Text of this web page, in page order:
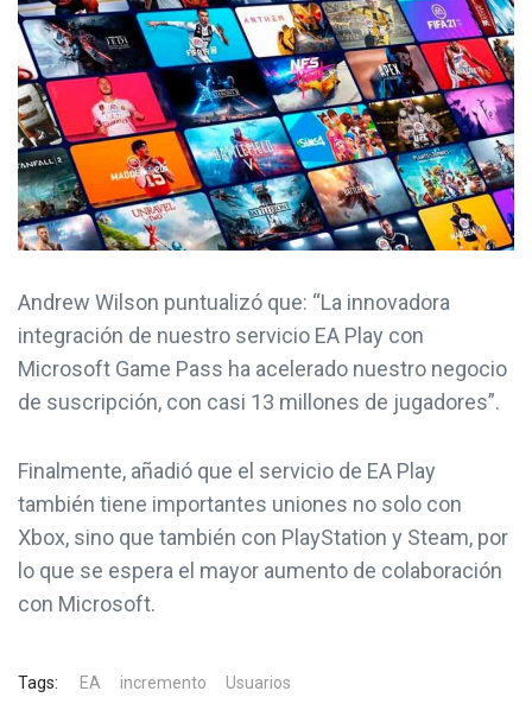
Andrew Wilson puntualizó que: “La innovadora
integración de nuestro servicio EA Play con
Microsoft Game Pass ha acelerado nuestro negocio
de suscripción, con casi 13 millones de jugadores”.
Finalmente, añadió que el servicio de EA Play
también tiene importantes uniones no solo con
Xbox, sino que también con PlayStation y Steam, por
lo que se espera el mayor aumento de colaboración
con Microsoft.
Tags: EA incremento Usuarios